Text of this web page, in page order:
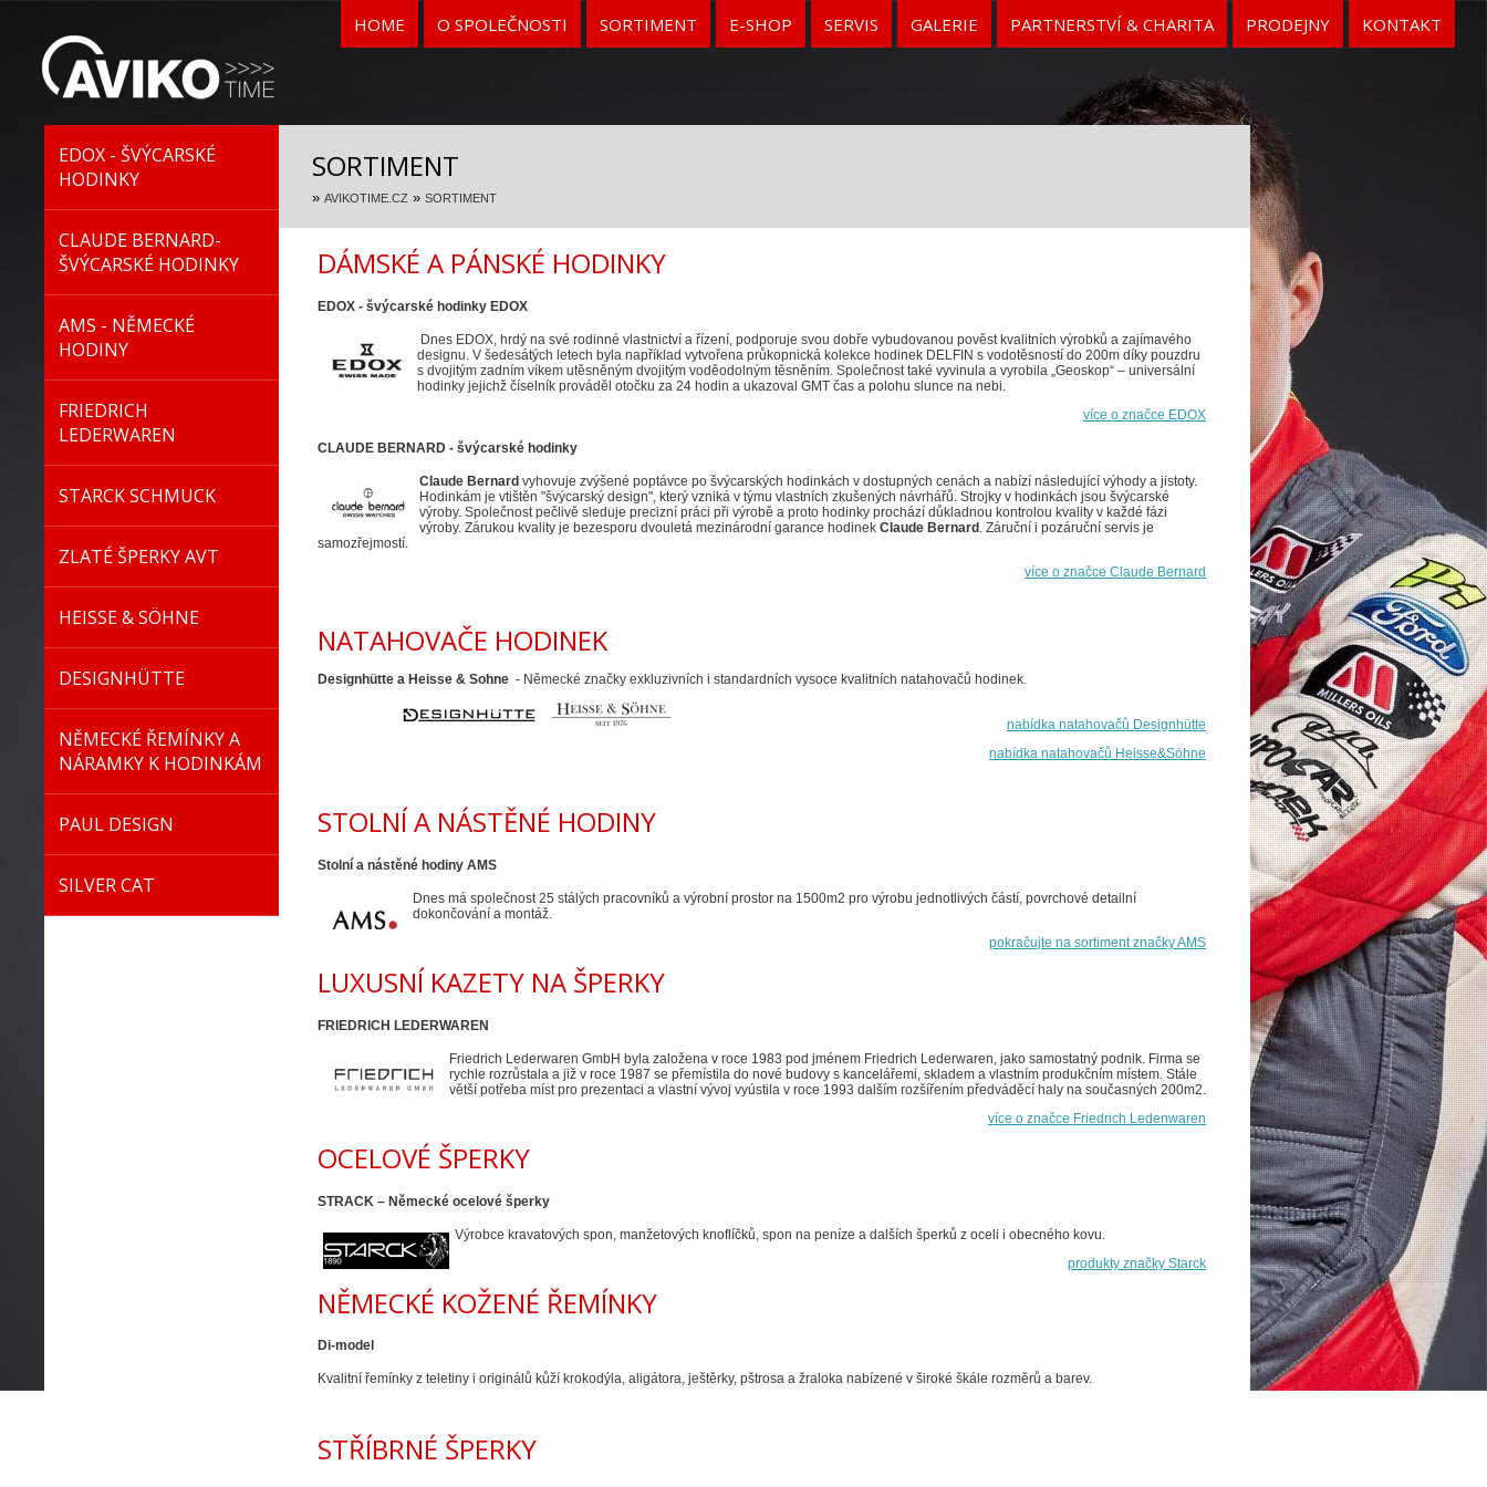
HOME O SPOLEČNOSTI SORTIMENT E-SHOP SERVIS GALERIE PARTNERSTVÍ & CHARITA PRODEJNY KONTAKT
EDOX - ŠVÝCARSKÉ
HODINKY
CLAUDE BERNARD-
ŠVÝCARSKÉ HODINKY
AMS - NĚMECKÉ
HODINY
FRIEDRICH
LEDERWAREN
STARCK SCHMUCK
ZLATÉ ŠPERKY AVT
HEISSE & SÖHNE
DESIGNHÜTTE
NĚMECKÉ ŘEMÍNKY A
NÁRAMKY K HODINKÁM
PAUL DESIGN
SILVER CAT
SORTIMENT
» AVIKOTIME.CZ » SORTIMENT
DÁMSKÉ A PÁNSKÉ HODINKY
EDOX - švýcarské hodinky EDOX
Dnes EDOX, hrdý na své rodinné vlastnictví a řízení, podporuje svou dobře vybudovanou pověst kvalitních výrobků a zajímavého
designu. V šedesátých letech byla například vytvořena průkopnická kolekce hodinek DELFIN s vodotěsností do 200m díky pouzdru
s dvojitým zadním víkem utěsněným dvojitým voděodolným těsněním. Společnost také vyvinula a vyrobila „Geoskop“ – universální
hodinky jejichž číselník prováděl otočku za 24 hodin a ukazoval GMT čas a polohu slunce na nebi.
více o značce EDOX
CLAUDE BERNARD - švýcarské hodinky
Claude Bernard vyhovuje zvýšené poptávce po švýcarských hodinkách v dostupných cenách a nabízí následující výhody a jistoty.
Hodinkám je vtištěn "švýcarský design", který vzniká v týmu vlastních zkušených návrhářů. Strojky v hodinkách jsou švýcarské
výroby. Společnost pečlivě sleduje precizní práci při výrobě a proto hodinky prochází důkladnou kontrolou kvality v každé fázi
výroby. Zárukou kvality je bezesporu dvouletá mezinárodní garance hodinek Claude Bernard. Záruční i pozáruční servis je
samozřejmostí.
více o značce Claude Bernard
NATAHOVAČE HODINEK
Designhütte a Heisse & Sohne - Německé značky exkluzivních i standardních vysoce kvalitních natahovačů hodinek.
nabídka natahovačů Designhütte
nabídka natahovačů Heisse&Söhne
STOLNÍ A NÁSTĚNÉ HODINY
Stolní a nástěné hodiny AMS
Dnes má společnost 25 stálých pracovníků a výrobní prostor na 1500m2 pro výrobu jednotlivých částí, povrchové detailní
dokončování a montáž.
pokračujte na sortiment značky AMS
LUXUSNÍ KAZETY NA ŠPERKY
FRIEDRICH LEDERWAREN
Friedrich Lederwaren GmbH byla založena v roce 1983 pod jménem Friedrich Lederwaren, jako samostatný podnik. Firma se
rychle rozrůstala a již v roce 1987 se přemístila do nové budovy s kancelářemi, skladem a vlastním produkčním místem. Stále
větší potřeba míst pro prezentaci a vlastní vývoj vyústila v roce 1993 dalším rozšířením předváděcí haly na současných 200m2.
více o značce Friedrich Ledenwaren
OCELOVÉ ŠPERKY
STRACK – Německé ocelové šperky
Výrobce kravatových spon, manžetových knoflíčků, spon na peníze a dalších šperků z oceli i obecného kovu.
produkty značky Starck
NĚMECKÉ KOŽENÉ ŘEMÍNKY
Di-model
Kvalitní řemínky z teletiny i originálů kůží krokodýla, aligátora, ještěrky, pštrosa a žraloka nabízené v široké škále rozměrů a barev.
STŘÍBRNÉ ŠPERKY